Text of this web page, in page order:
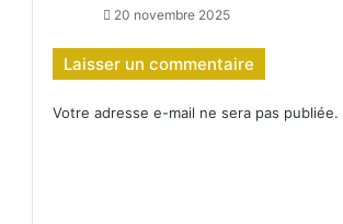
20 novembre 2025
Laisser un commentaire
Votre adresse e-mail ne sera pas publiée.